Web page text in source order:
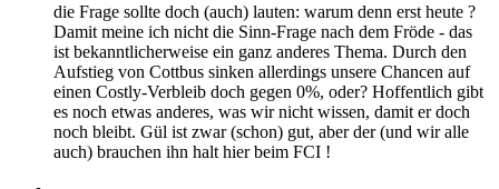
die Frage sollte doch (auch) lauten: warum denn erst heute ?
Damit meine ich nicht die Sinn-Frage nach dem Fröde - das
ist bekanntlicherweise ein ganz anderes Thema. Durch den
Aufstieg von Cottbus sinken allerdings unsere Chancen auf
einen Costly-Verbleib doch gegen 0%, oder? Hoffentlich gibt
es noch etwas anderes, was wir nicht wissen, damit er doch
noch bleibt. Gül ist zwar (schon) gut, aber der (und wir alle
auch) brauchen ihn halt hier beim FCI !